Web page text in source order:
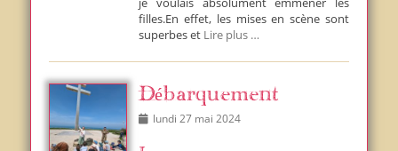
je voulais absolument emmener les
filles.En effet, les mises en scène sont
superbes et Lire plus …
Débarquement
Postedlundi 27 mai 2024